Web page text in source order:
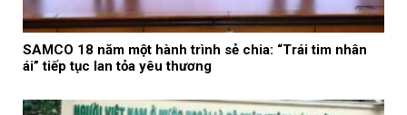
SAMCO 18 năm một hành trình sẻ chia: “Trái tim nhân
ái” tiếp tục lan tỏa yêu thương